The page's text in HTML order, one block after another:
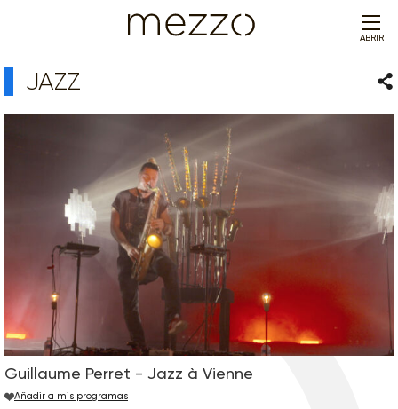
ABRIR
JAZZ
Guillaume Perret - Jazz à Vienne
Añadir a mis programas